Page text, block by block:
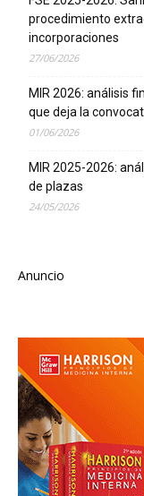
procedimiento
incorporaciones
27/06/2026
MIR 2026: análisis
que deja la
01/06/2026
MIR 2025-2026:
de plazas
24/05/2026
Anuncio